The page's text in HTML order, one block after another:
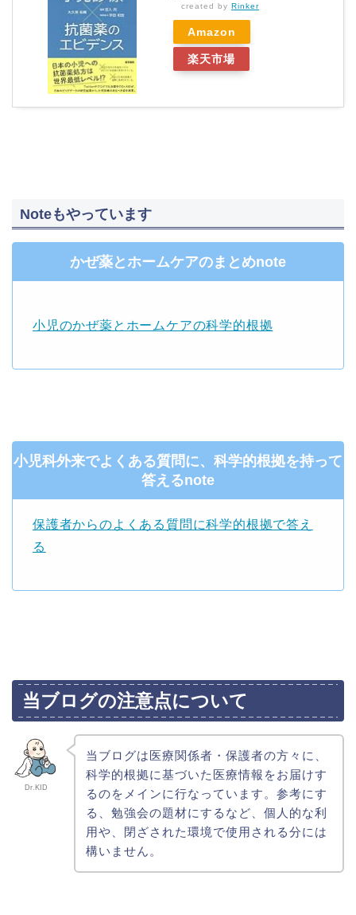
created by Rinker
Amazon
楽天市場
Noteもやっています
かぜ薬とホームケアのまとめnote
小児のかぜ薬とホームケアの科学的根拠
小児科外来でよくある質問に、科学的根拠を持って
答えるnote
保護者からのよくある質問に科学的根拠で答え
る
当ブログの注意点について
Dr.KID
当ブログは医療関係者・保護者の方々に、
科学的根拠に基づいた医療情報をお届けす
るのをメインに行なっています。参考にす
る、勉強会の題材にするなど、個人的な利
用や、閉ざされた環境で使用される分には
構いません。